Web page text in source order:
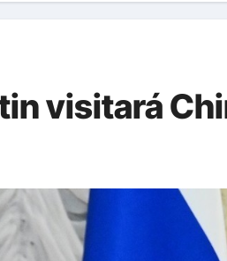
visitará